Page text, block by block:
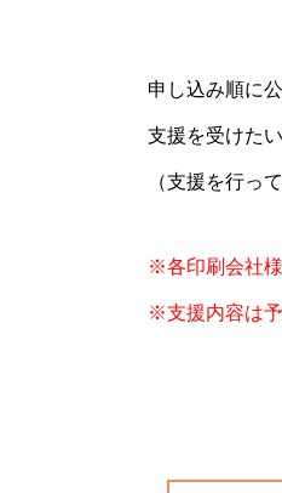
申し込み順に
支援を受けた
（支援を行っ
※各印刷会社様
※支援内容は